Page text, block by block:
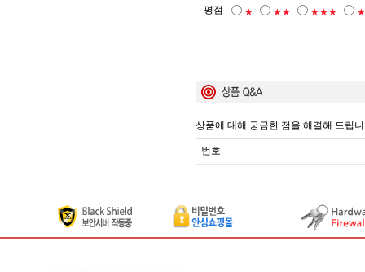
평점 ★ ★★ ★★★
상품에 대해 궁금한 점을 해결해 드립
번호